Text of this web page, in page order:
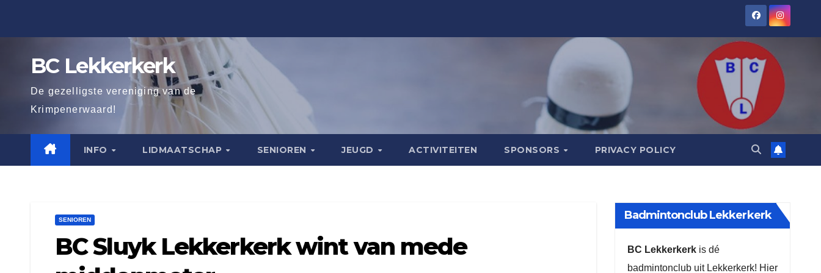
BC Lekkerkerk
De gezelligste vereniging van de
Krimpenerwaard!
INFO LIDMAATSCHAP SENIOREN JEUGD ACTIVITEITEN SPONSORS PRIVACY POLICY
SENIOREN
BC Sluyk Lekkerkerk wint van mede
Badmintonclub Lekkerkerk
BC Lekkerkerkis dé
badmintonclub uit Lekkerkerk! Hier